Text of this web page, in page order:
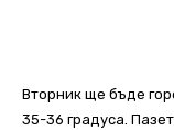
Вторник ще бъде
35-36 градуса.